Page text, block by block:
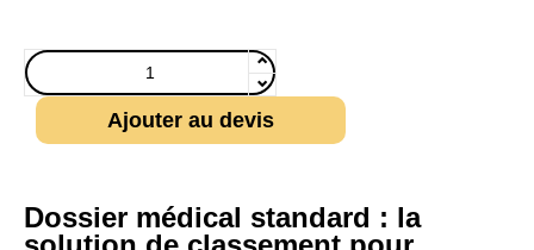
Ajouter au devis
Dossier médical standard : la